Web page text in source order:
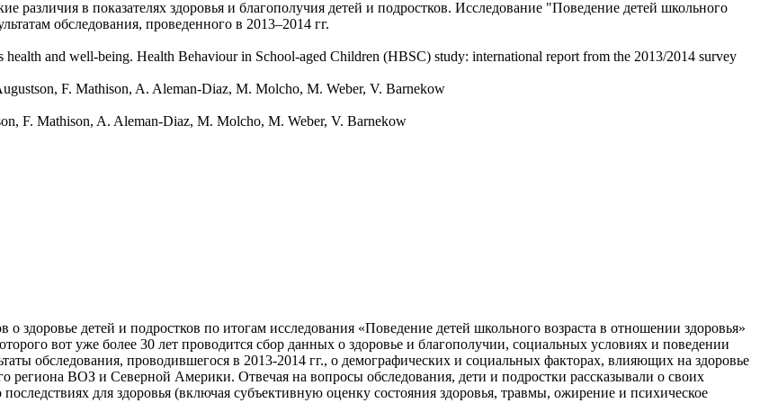
различия в показателях здоровья и благополучия детей и подростков. Исследование "Поведение детей школьного
обследования, проведенного в 2013–2014 гг.
and well-being. Health Behaviour in School-aged Children (HBSC) study: international report from the 2013/2014 survey
F. Mathison, A. Aleman-Diaz, M. Molcho, M. Weber, V. Barnekow
F. Mathison, A. Aleman-Diaz, M. Molcho, M. Weber, V. Barnekow
здоровье детей и подростков по итогам исследования «Поведение детей школьного возраста в отношении здоровья»
вот уже более 30 лет проводится сбор данных о здоровье и благополучии, социальных условиях и поведении
обследования, проводившегося в 2013-2014 гг., о демографических и социальных факторах, влияющих на здоровье
региона ВОЗ и Северной Америки. Отвечая на вопросы обследования, дети и подростки рассказывали о своих
для здоровья (включая субъективную оценку состояния здоровья, травмы, ожирение и психическое